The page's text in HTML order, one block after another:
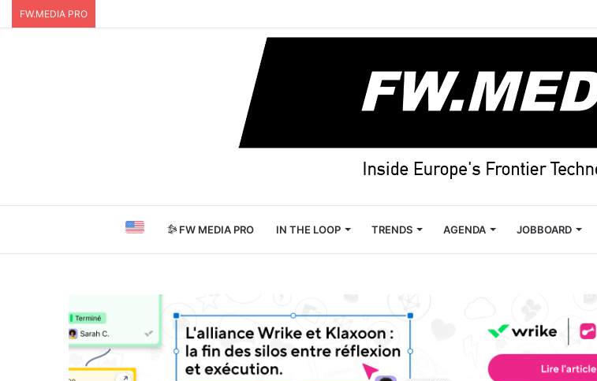
FW.MEDIA PRO
FW MEDIA PRO IN THE LOOP TRENDS AGENDA JOBBOARD